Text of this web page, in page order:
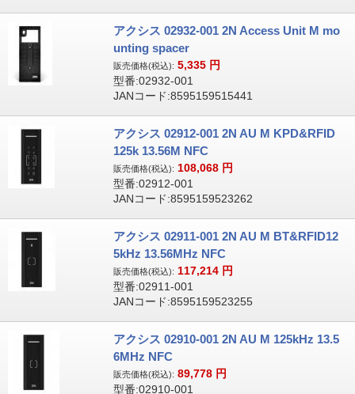
アクシス 02932-001 2N Access Unit M mo
unting spacer
販売価格(税込): 5,335 円
型番:02932-001
JANコード:8595159515441
アクシス 02912-001 2N AU M KPD&RFID
125k 13.56M NFC
販売価格(税込): 108,068 円
型番:02912-001
JANコード:8595159523262
アクシス 02911-001 2N AU M BT&RFID12
5kHz 13.56MHz NFC
販売価格(税込): 117,214 円
型番:02911-001
JANコード:8595159523255
アクシス 02910-001 2N AU M 125kHz 13.5
6MHz NFC
販売価格(税込): 89,778 円
型番:02910-001